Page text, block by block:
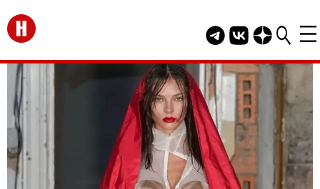
Перейти на главную
Telegram канал
Группа HELLO
Канал